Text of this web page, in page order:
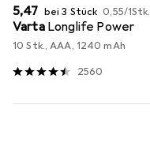
EUR
5,47 bei 3 Stück EUR
0,55/1Stk.
Varta Longlife Power
10 Stk., AAA, 1240 mAh
2560